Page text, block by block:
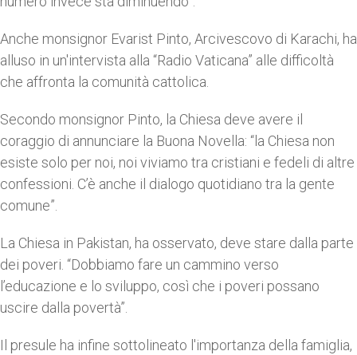
Anche monsignor Evarist Pinto, Arcivescovo di Karachi, ha
alluso in un'intervista alla “Radio Vaticana” alle difficoltà
che affronta la comunità cattolica.
Secondo monsignor Pinto, la Chiesa deve avere il
coraggio di annunciare la Buona Novella: “la Chiesa non
esiste solo per noi, noi viviamo tra cristiani e fedeli di altre
confessioni. C’è anche il dialogo quotidiano tra la gente
comune”.
La Chiesa in Pakistan, ha osservato, deve stare dalla parte
dei poveri. “Dobbiamo fare un cammino verso
l’educazione e lo sviluppo, così che i poveri possano
uscire dalla povertà”.
Il presule ha infine sottolineato l'importanza della famiglia,